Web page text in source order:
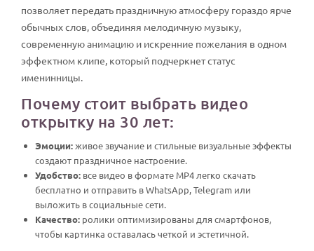
позволяет передать праздничную атмосферу гораздо ярче
обычных слов, объединяя мелодичную музыку,
современную анимацию и искренние пожелания в одном
эффектном клипе, который подчеркнет статус
именинницы.
Почему стоит выбрать видео
открытку на 30 лет:
Эмоции:живое звучание и стильные визуальные эффекты
создают праздничное настроение.
Удобство: все видео в формате MP4 легко скачать
бесплатно и отправить в WhatsApp, Telegram или
выложить в социальные сети.
Качество: ролики оптимизированы для смартфонов,
чтобы картинка оставалась четкой и эстетичной.